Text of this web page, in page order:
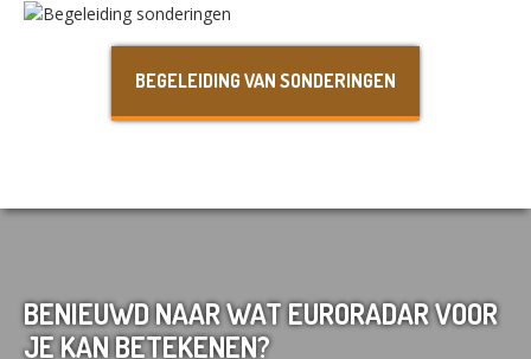
BEGELEIDING VAN SONDERINGEN
BENIEUWD NAAR WAT EURORADAR VOOR
JE KAN BETEKENEN?
Nederlands English
Français Deutsch